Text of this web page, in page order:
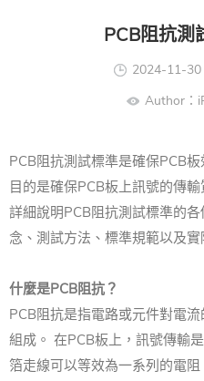
PCB阻抗測
2024-11-30
Author
PCB阻抗測試標準是確保PCB
目的是確保PCB板上訊號的傳
詳細說明PCB阻抗測試標準的
念、測試方法、標準規範以及實
什麼是PCB阻抗？
PCB阻抗是指電路或元件對電
組成。 在PCB板上，訊號傳輸
箔走線可以等效為一系列的電